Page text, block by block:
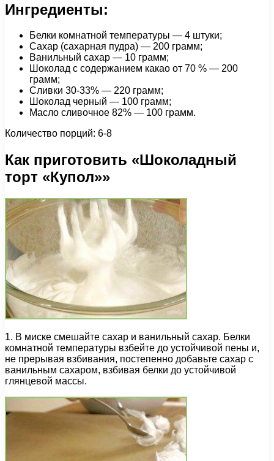
Ингредиенты:
Белки комнатной температуры — 4 штуки;
Сахар (сахарная пудра) — 200 грамм;
Ванильный сахар — 10 грамм;
Шоколад с содержанием какао от 70 % — 200
грамм;
Сливки 30-33% — 220 грамм;
Шоколад черный — 100 грамм;
Масло сливочное 82% — 100 грамм.
Количество порций: 6-8
Как приготовить «Шоколадный
торт «Купол»»
1. В миске смешайте сахар и ванильный сахар. Белки
комнатной температуры взбейте до устойчивой пены и,
не прерывая взбивания, постепенно добавьте сахар с
ванильным сахаром, взбивая белки до устойчивой
глянцевой массы.